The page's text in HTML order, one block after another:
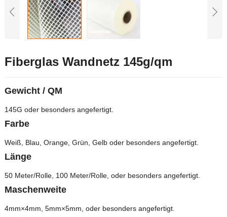
Fiberglas Wandnetz 145g/qm
Gewicht / QM
145G oder besonders angefertigt.
Farbe
Weiß, Blau, Orange, Grün, Gelb oder besonders angefertigt.
Länge
50 Meter/Rolle, 100 Meter/Rolle, oder besonders angefertigt.
Maschenweite
4mm×4mm, 5mm×5mm, oder besonders angefertigt.